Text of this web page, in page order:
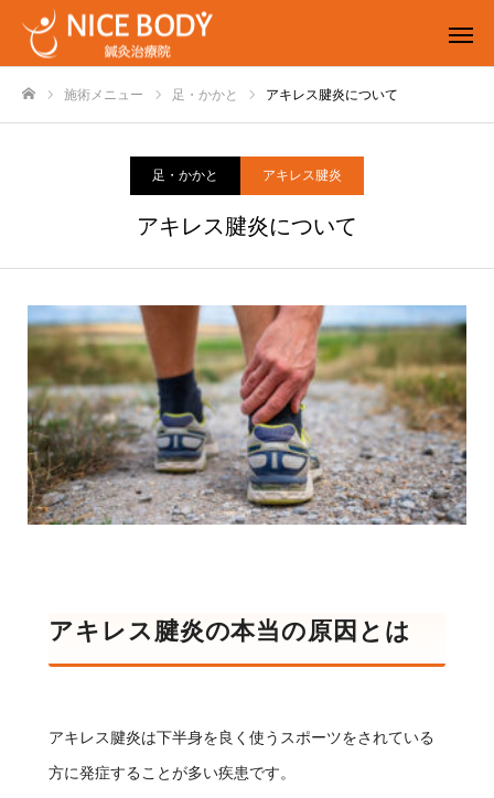
施術メニュー 足・かかと アキレス腱炎について
足・かかと アキレス腱炎
アキレス腱炎について
アキレス腱炎の本当の原因とは
アキレス腱炎は下半身を良く使うスポーツをされている
方に発症することが多い疾患です。